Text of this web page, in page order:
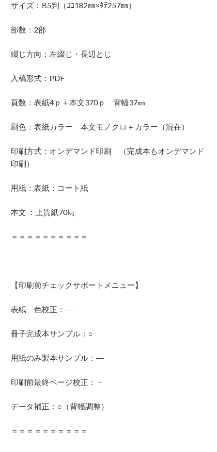
サイズ：B5判（ﾖｺ182㎜×ﾀﾃ257㎜）
部数：2部
綴じ方向：左綴じ・長辺とじ
入稿形式：PDF
頁数：表紙4ｐ＋本文370ｐ 背幅37㎜
刷色：表紙カラー 本文モノクロ＋カラー（混在）
印刷方式：オンデマンド印刷 （完成本もオンデマンド
印刷）
用紙：表紙：コート紙
本文 ：上質紙70㎏
＝＝＝＝＝＝＝＝＝＝
【印刷前チェックサポートメニュー】
表紙 色校正：―
冊子完成本サンプル：○
用紙のみ製本サンプル：―
印刷前最終ページ校正：－
データ補正：○（背幅調整）
＝＝＝＝＝＝＝＝＝＝